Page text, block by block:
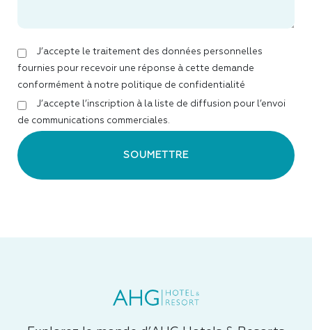
J’accepte le traitement des données personnelles
fournies pour recevoir une réponse à cette demande
conformément à notre politique de confidentialité
J’accepte l’inscription à la liste de diffusion pour l’envoi
de communications commerciales.